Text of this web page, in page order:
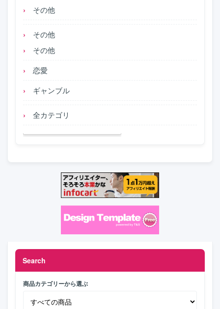
その他
その他
その他
恋愛
ギャンブル
全カテゴリ
Search
商品カテゴリーから選ぶ